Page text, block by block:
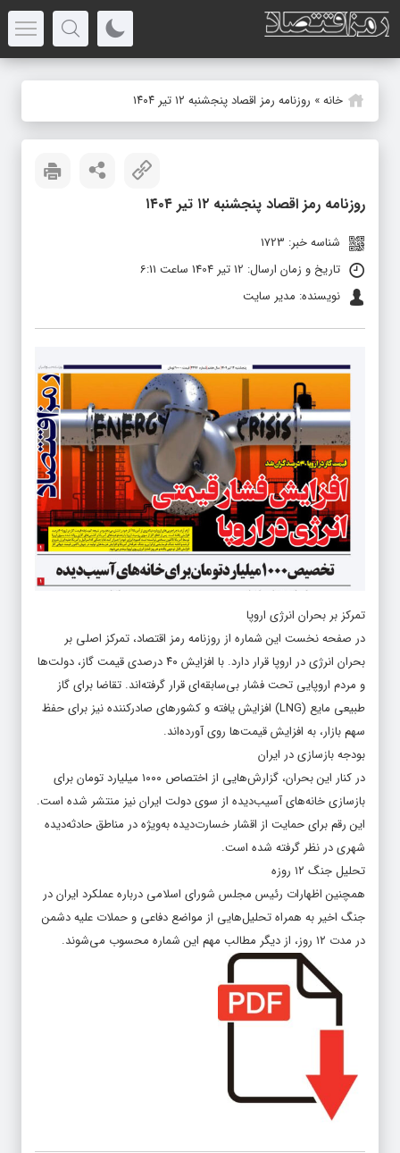
خانه» روزنامه رمز اقصاد پنجشنبه ۱۲ تیر ۱۴۰۴
روزنامه رمز اقصاد پنجشنبه ۱۲ تیر ۱۴۰۴
شناسه خبر: 1723
تاریخ و زمان ارسال: 12 تیر 1404 ساعت 6:11
نویسنده: مدیر سایت
تمرکز بر بحران انرژی اروپا
در صفحه نخست این شماره از روزنامه رمز اقتصاد، تمرکز اصلی بر
بحران انرژی در اروپا قرار دارد. با افزایش ۴۰ درصدی قیمت گاز، دولت‌ها
و مردم اروپایی تحت فشار بی‌سابقه‌ای قرار گرفته‌اند. تقاضا برای گاز
طبیعی مایع (LNG) افزایش یافته و کشورهای صادرکننده نیز برای حفظ
سهم بازار، به افزایش قیمت‌ها روی آورده‌اند.
بودجه بازسازی در ایران
در کنار این بحران، گزارش‌هایی از اختصاص ۱۰۰۰ میلیارد تومان برای
بازسازی خانه‌های آسیب‌دیده از سوی دولت ایران نیز منتشر شده است.
این رقم برای حمایت از اقشار خسارت‌دیده به‌ویژه در مناطق حادثه‌دیده
شهری در نظر گرفته شده است.
تحلیل جنگ ۱۲ روزه
همچنین اظهارات رئیس مجلس شورای اسلامی درباره عملکرد ایران در
جنگ اخیر به همراه تحلیل‌هایی از مواضع دفاعی و حملات علیه دشمن
در مدت ۱۲ روز، از دیگر مطالب مهم این شماره محسوب می‌شوند.